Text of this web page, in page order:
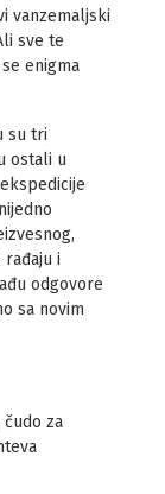
vanzemaljski
sve te
enigma
su tri
ostali u
i
odgovore
sa novim
čudo za